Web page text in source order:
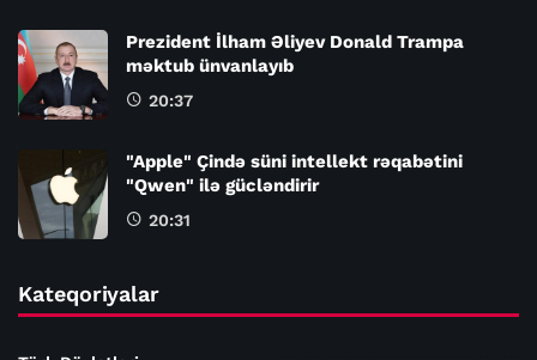
Prezident İlham Əliyev Donald Trampa
məktub ünvanlayıb
20:37
"Apple" Çində süni intellekt rəqabətini
"Qwen" ilə gücləndirir
20:31
Kateqoriyalar